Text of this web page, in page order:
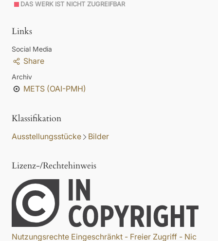
DAS WERK IST NICHT ZUGREIFBAR
Links
Social Media
Share
Archiv
METS (OAI-PMH)
Klassifikation
Ausstellungsstücke Bilder
Lizenz-/Rechtehinweis
Nutzungsrechte Eingeschränkt - Freier Zugriff - Nic